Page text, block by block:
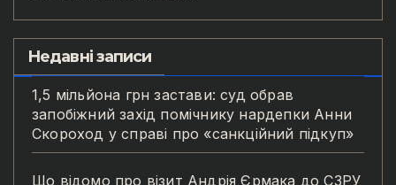
Недавні записи
1,5 мільйона грн застави: суд обрав
запобіжний захід помічнику нардепки Анни
Скороход у справі про «санкційний підкуп»
Що відомо про візит Андрія Єрмака до СЗРУ